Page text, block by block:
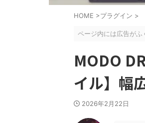
HOME >プラグイン >
ページ内には広告がふ
MODO
イル】幅
2026年2月22日